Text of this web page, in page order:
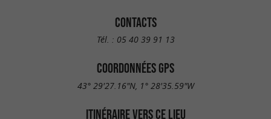
CONTACTS
Tél. : 05 40 39 91 13
COORDONNÉES GPS
43° 29'27.16"N, 1° 28'35.59"W
ITINÉRAIRE VERS CE LIEU